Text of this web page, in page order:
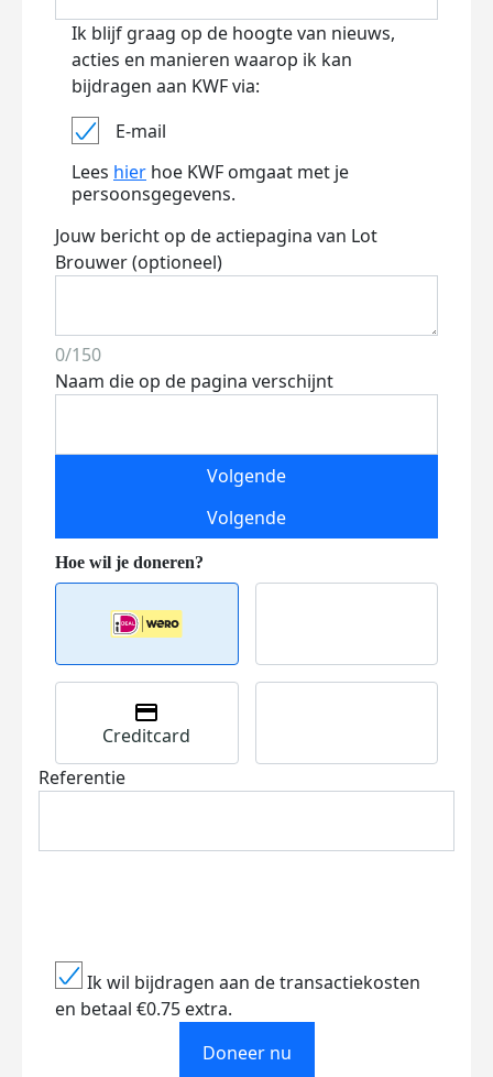
Ik blijf graag op de hoogte van nieuws,
acties en manieren waarop ik kan
bijdragen aan KWF via:
E-mail
Lees hier hoe KWF omgaat met je
persoonsgegevens.
Jouw bericht op de actiepagina van Lot
Brouwer (optioneel)
0/150
Naam die op de pagina verschijnt
Volgende
Volgende
Creditcard
Referentie
Ik wil bijdragen aan de transactiekosten
en betaal €0.75 extra.
Doneer nu